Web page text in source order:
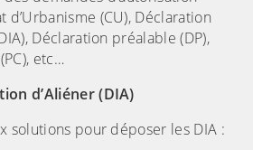
d’Urbanisme (CU), Déclaration
Déclaration préalable (DP),
etc…
d’Aliéner (DIA)
solutions pour déposer les DIA :